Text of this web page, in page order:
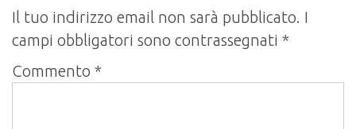
Il tuo indirizzo email non sarà pubblicato. I
campi obbligatori sono contrassegnati *
Commento *